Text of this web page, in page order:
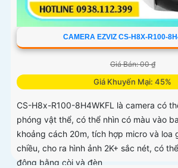
CAMERA EZVIZ CS-H8X-R100-
Giá Bán: 00 ₫
Giá Khuyến Mại: 45%
CS-H8x-R100-8H4WKFL là camera có
phóng vật thể, có thể nhìn có màu vào
khoảng cách 20m, tích hợp micro và loa
chiều, cho ra hình ảnh 2K+ sắc nét, có
động bằng còi và đèn